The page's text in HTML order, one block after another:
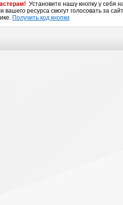
Установите нашу кнопку у себя
вашего ресурса смогут голосовать за
Получить код кнопки